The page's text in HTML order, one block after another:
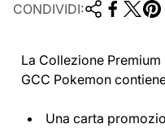
CONDIVIDI:
La Collezione
GCC Pokemon
Una carta